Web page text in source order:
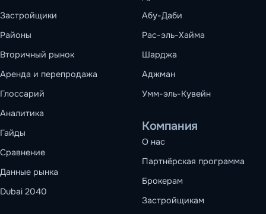
Застройщики
Районы
Вторичный рынок
Аренда и перепродажа
Глоссарий
Аналитика
Гайды
Сравнение
Данные рынка
Dubai 2040
Абу-Даби
Рас-эль-Хайма
Шарджа
Аджман
Умм-эль-Кувейн
Компания
О нас
Партнёрская программа
Брокерам
Застройщикам